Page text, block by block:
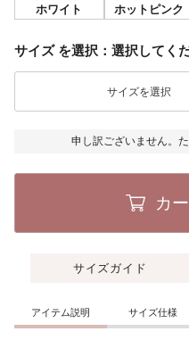
ホワイト ホットピンク
サイズ 選択してく
申し訳ございません。
カ
サイズガイド
アイテム説明 サイズ仕様